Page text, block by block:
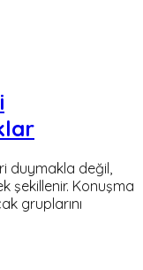
duymakla değil,
şekillenir. Konuşma
gruplarını